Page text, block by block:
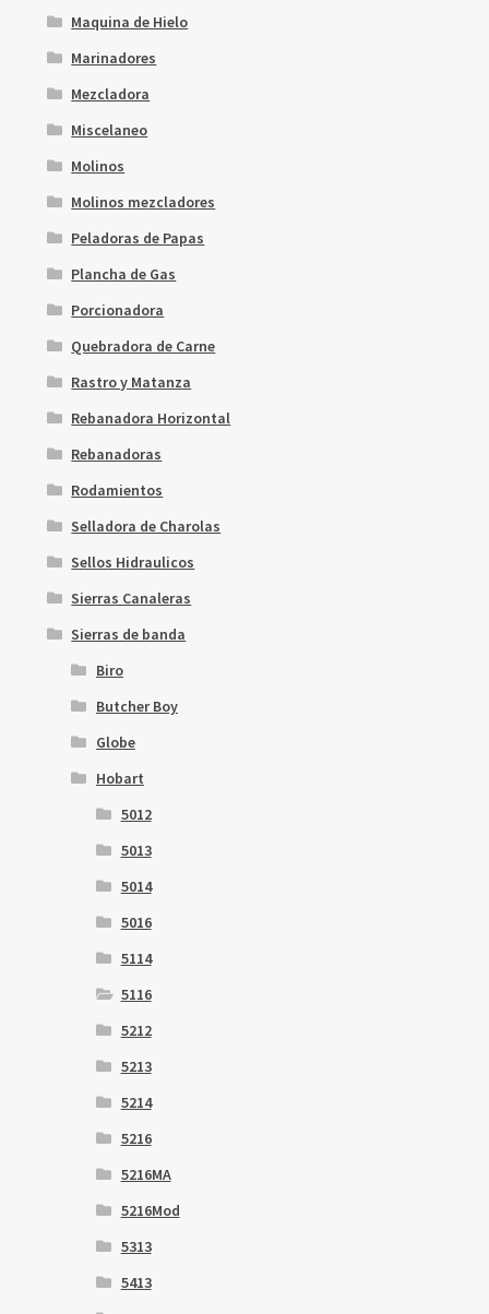
Maquina de Hielo
Marinadores
Mezcladora
Miscelaneo
Molinos
Molinos mezcladores
Peladoras de Papas
Plancha de Gas
Porcionadora
Quebradora de Carne
Rastro y Matanza
Rebanadora Horizontal
Rebanadoras
Rodamientos
Selladora de Charolas
Sellos Hidraulicos
Sierras Canaleras
Sierras de banda
Biro
Butcher Boy
Globe
Hobart
5012
5013
5014
5016
5114
5116
5212
5213
5214
5216
5216MA
5216Mod
5313
5413